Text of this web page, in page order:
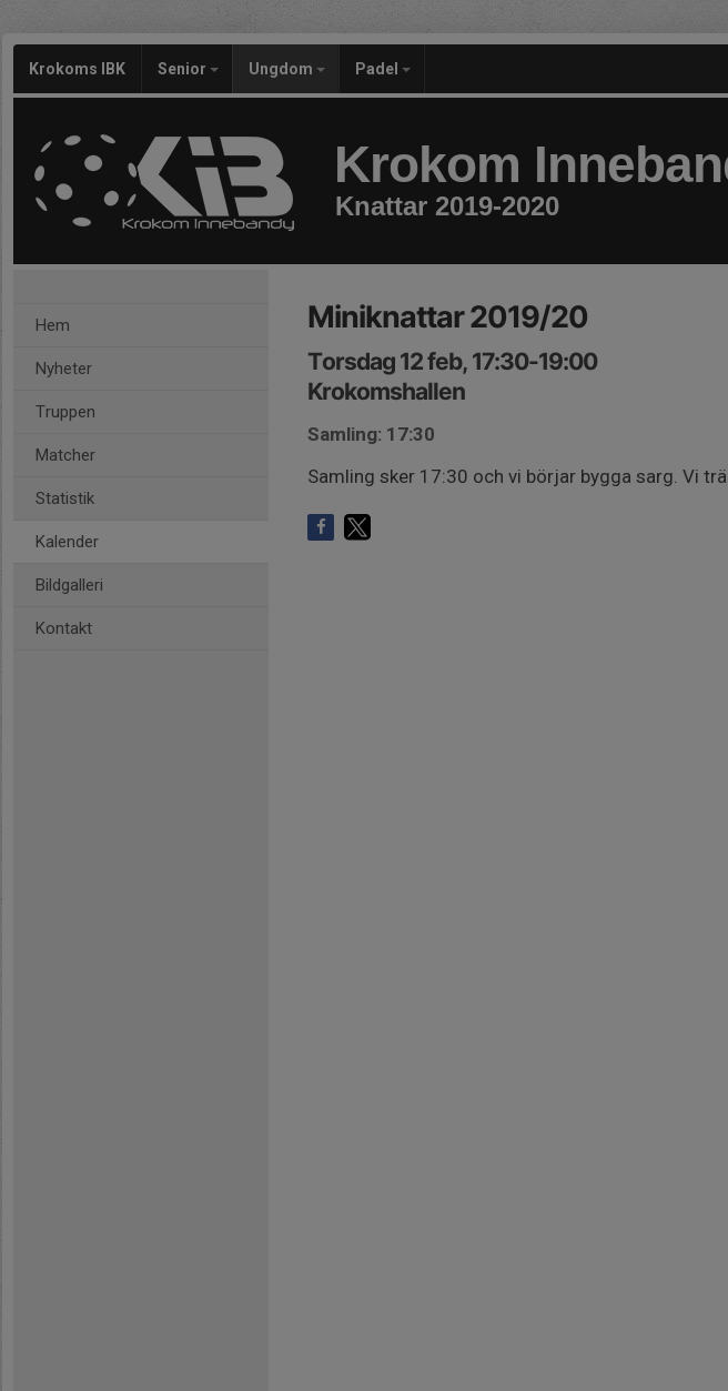
Krokoms IBK Senior Ungdom Padel
Krokom
Knattar 2019-2020
Hem
Nyheter
Truppen
Matcher
Statistik
Kalender
Bildgalleri
Kontakt
Miniknattar 2019/20
Torsdag 12 feb, 17:30-19:00
Krokomshallen
Samling: 17:30
Samling sker 17:30 och vi börjar bygga sarg. Vi